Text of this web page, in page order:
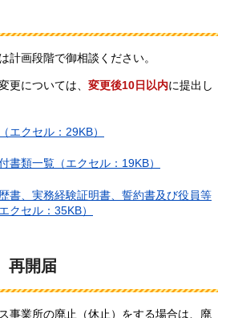
計画段階で御相談ください。
更については、 変更後10日以内に提出し
エクセル：29KB）
書類一覧（エクセル：19KB）
歴書、実務経験証明書、誓約書及び役員等
クセル：35KB）
再開届
事業所の廃止（休止）をする場合は、廃